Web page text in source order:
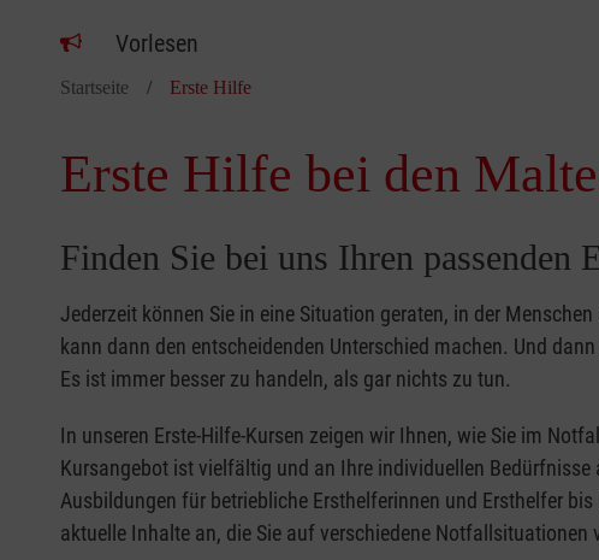
Vorlesen
Startseite Erste Hilfe
Erste Hilfe bei den
Finden Sie bei uns Ihren passenden
Jederzeit können Sie in eine Situation geraten, in der
kann dann den entscheidenden Unterschied machen. Und
Es ist immer besser zu handeln, als gar nichts zu tun.
In unseren Erste-Hilfe-Kursen zeigen wir Ihnen, wie Sie im
Kursangebot ist vielfältig und an Ihre individuellen
Ausbildungen für betriebliche Ersthelferinnen und Ersthelfer
aktuelle Inhalte an, die Sie auf verschiedene Notfallsituationen